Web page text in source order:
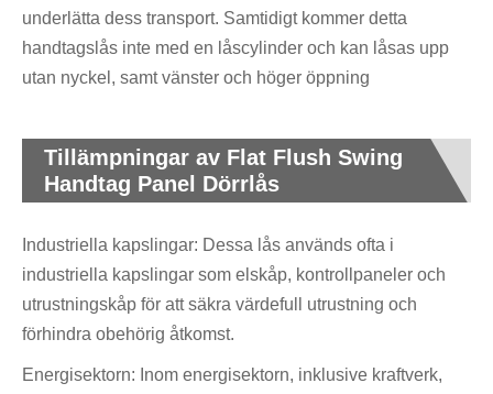
underlätta dess transport. Samtidigt kommer detta
handtagslås inte med en låscylinder och kan låsas upp
utan nyckel, samt vänster och höger öppning
Tillämpningar av Flat Flush Swing
Handtag Panel Dörrlås
Industriella kapslingar: Dessa lås används ofta i
industriella kapslingar som elskåp, kontrollpaneler och
utrustningskåp för att säkra värdefull utrustning och
förhindra obehörig åtkomst.
Energisektorn: Inom energisektorn, inklusive kraftverk,